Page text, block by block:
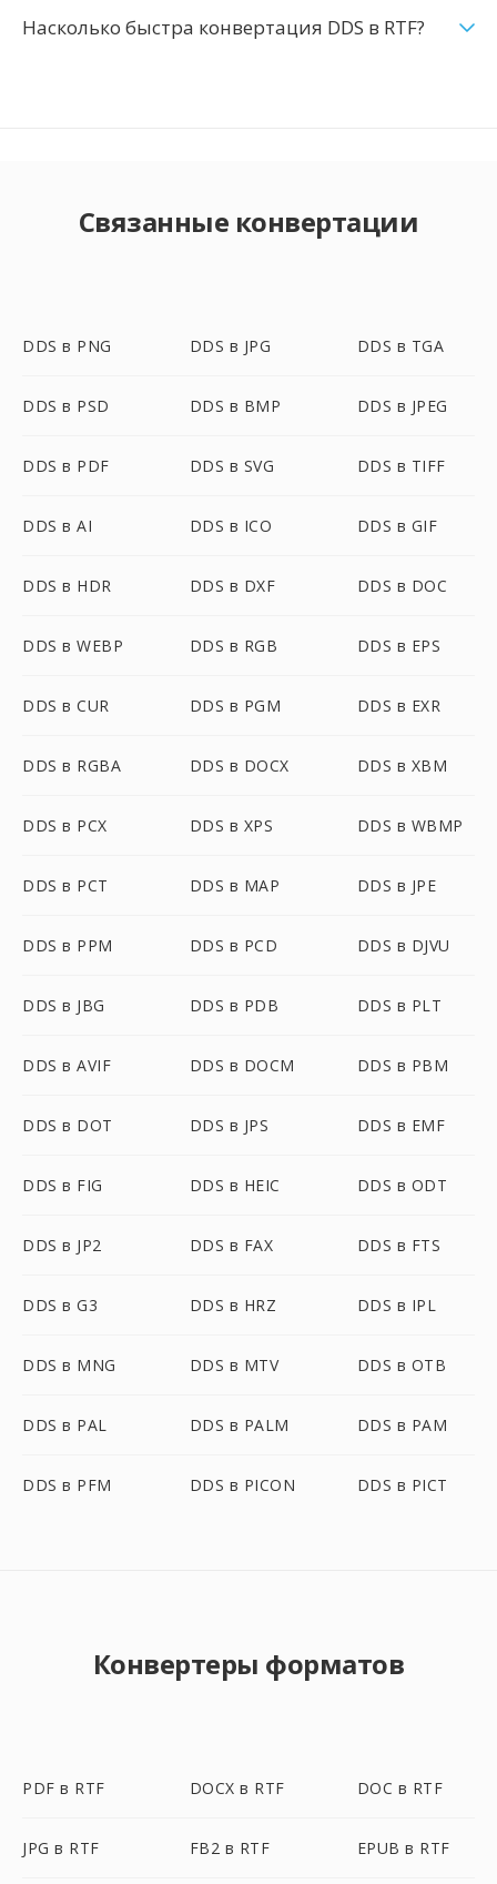
Насколько быстра конвертация DDS в RTF?
Связанные конвертации
DDS в PNG DDS в JPG DDS в TGA
DDS в PSD DDS в BMP DDS в JPEG
DDS в PDF DDS в SVG DDS в TIFF
DDS в AI DDS в ICO DDS в GIF
DDS в HDR DDS в DXF DDS в DOC
DDS в WEBP DDS в RGB DDS в EPS
DDS в CUR DDS в PGM DDS в EXR
DDS в RGBA DDS в DOCX DDS в XBM
DDS в PCX DDS в XPS DDS в WBMP
DDS в PCT DDS в MAP DDS в JPE
DDS в PPM DDS в PCD DDS в DJVU
DDS в JBG DDS в PDB DDS в PLT
DDS в AVIF DDS в DOCM DDS в PBM
DDS в DOT DDS в JPS DDS в EMF
DDS в FIG DDS в HEIC DDS в ODT
DDS в JP2 DDS в FAX DDS в FTS
DDS в G3 DDS в HRZ DDS в IPL
DDS в MNG DDS в MTV DDS в OTB
DDS в PAL DDS в PALM DDS в PAM
DDS в PFM DDS в PICON DDS в PICT
Конвертеры форматов
PDF в RTF DOCX в RTF DOC в RTF
JPG в RTF FB2 в RTF EPUB в RTF